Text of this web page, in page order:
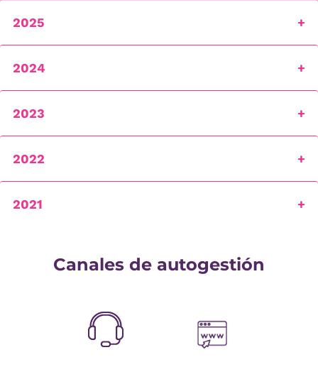
2025
2024
2023
2022
2021
Canales de autogestión